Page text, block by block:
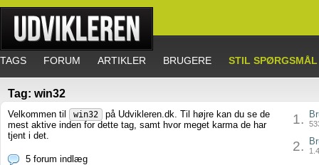
TAGS FORUM ARTIKLER BRUGERE STIL SPØRGSMÅL
Tag: win32
Velkommen til win32
på Udvikleren.dk. Til højre kan du se de
mest aktive inden for dette tag, samt hvor meget karma de har
tjent i det.
5 forum indlæg
1.
2.